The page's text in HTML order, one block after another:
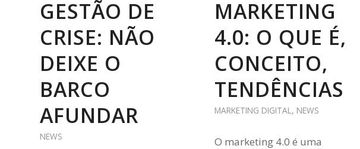
GESTÃO DE
CRISE: NÃO
DEIXE O
BARCO
AFUNDAR
NEWS
MARKETING
4.0: O QUE É,
CONCEITO,
TENDÊNCIAS
MARKETING DIGITAL, NEWS
O marketing 4.0 é uma